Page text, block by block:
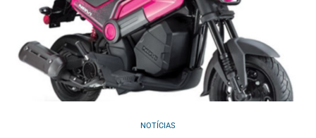
NOTÍCIAS